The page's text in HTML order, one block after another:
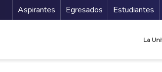
Menu Secundario
Aspirantes Egresados Estudiantes
La